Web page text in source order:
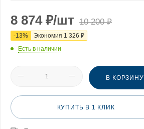
8 874₽/шт 10 200₽
-13% Экономия 1 326 ₽
Есть в наличии
В КОРЗИНУ
КУПИТЬ В 1 КЛИК